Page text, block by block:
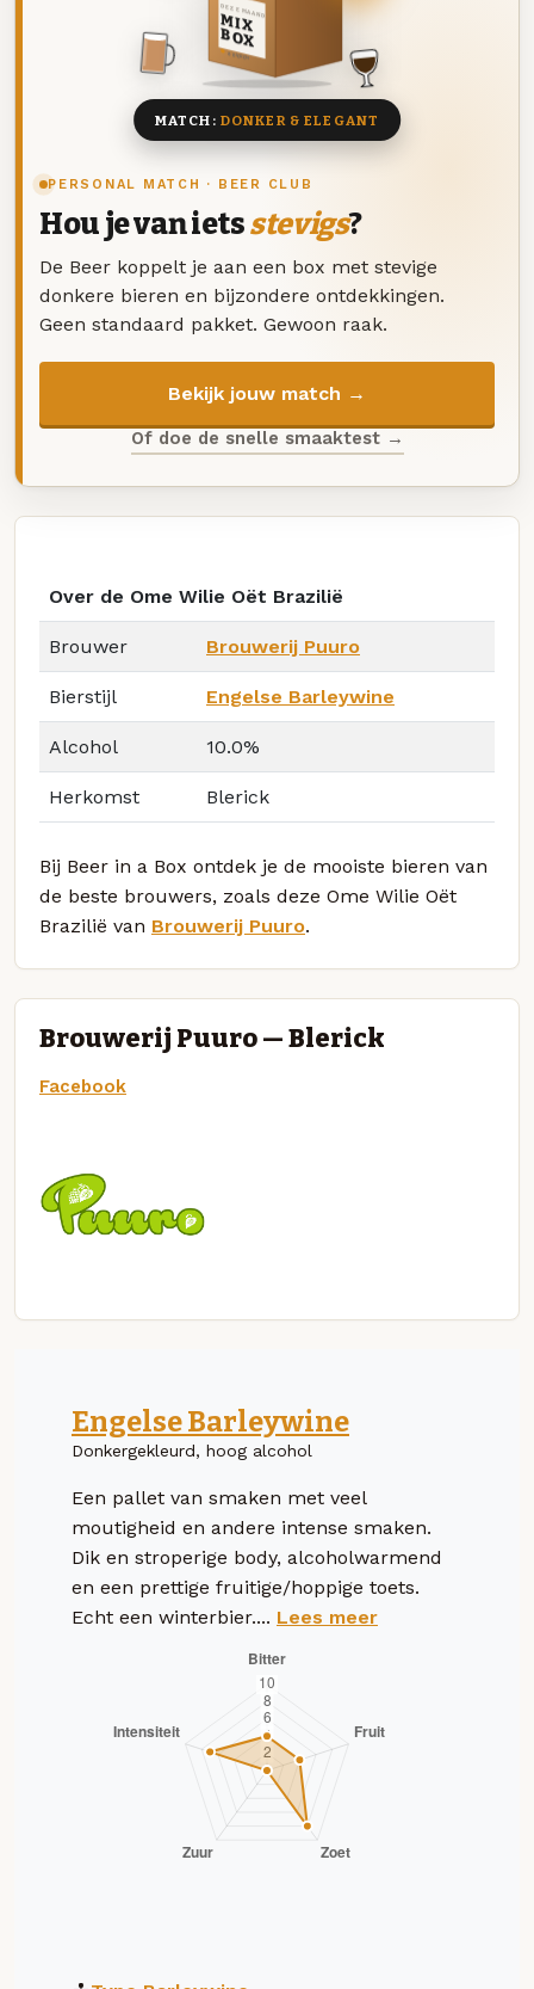
PERSONAL MATCH · BEER CLUB
Hou je van ietsstevigs?
De Beer koppelt je aan een box met stevige
donkere bieren en bijzondere ontdekkingen.
Geen standaard pakket. Gewoon raak.
Bekijk jouw match →
Of doe de snelle smaaktest →
DEZE MAAND
MIX
BOX
8 BIEREN
MATCH: DONKER & ELEGANT
Over de Ome Wilie Oët Brazilië
Brouwer Brouwerij Puuro
Bierstijl Engelse Barleywine
Alcohol 10.0%
Herkomst Blerick
Bij Beer in a Box ontdek je de mooiste bieren van
de beste brouwers, zoals deze Ome Wilie Oët
Brazilië van Brouwerij Puuro.
Brouwerij Puuro — Blerick
Facebook
Engelse Barleywine
Donkergekleurd, hoog alcohol
Een pallet van smaken met veel
moutigheid en andere intense smaken.
Dik en stroperige body, alcoholwarmend
en een prettige fruitige/hoppige toets.
Echt een winterbier.... Lees meer